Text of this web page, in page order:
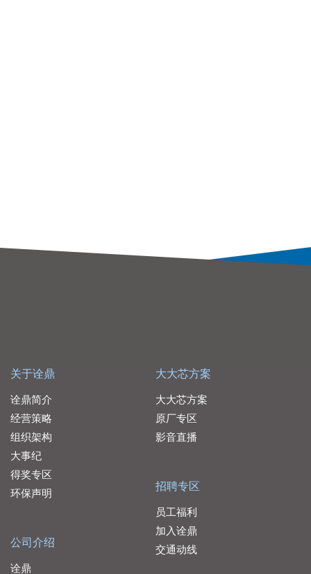
关于诠鼎
诠鼎简介
经营策略
组织架构
大事纪
得奖专区
环保声明
公司介绍
诠鼎
大大芯方案
大大芯方案
原厂专区
影音直播
招聘专区
员工福利
加入诠鼎
交通动线